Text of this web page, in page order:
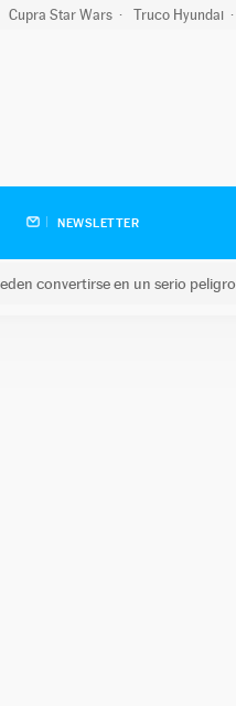
Cupra Star Wars Truco Hyundai
NEWSLETTER
convertirse en un serio peligro